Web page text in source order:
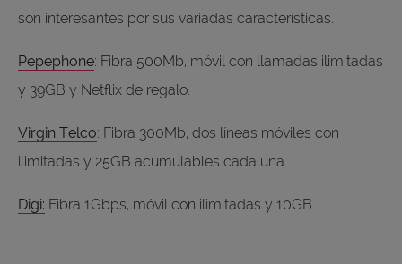
son interesantes por sus variadas características.
Pepephone: Fibra 500Mb, móvil con llamadas ilimitadas
y 39GB y Netflix de regalo.
Virgin Telco: Fibra 300Mb, dos líneas móviles con
ilimitadas y 25GB acumulables cada una.
Digi: Fibra 1Gbps, móvil con ilimitadas y 10GB.